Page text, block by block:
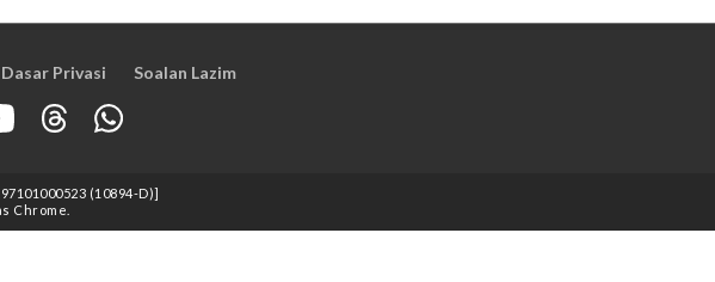
Dasar Privasi Soalan Lazim
(10894-D)]
Chrome.